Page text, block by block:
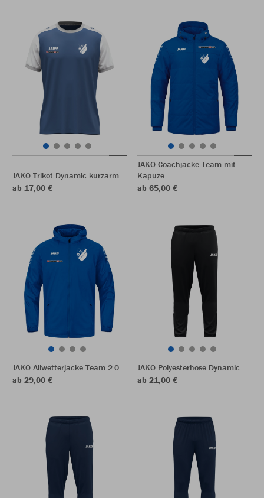
JAKO Trikot Dynamic kurzarm
ab 17,00 €
JAKO Coachjacke Team mit
Kapuze
ab 65,00 €
JAKO Allwetterjacke Team 2.0
ab 29,00 €
JAKO Polyesterhose Dynamic
ab 21,00 €